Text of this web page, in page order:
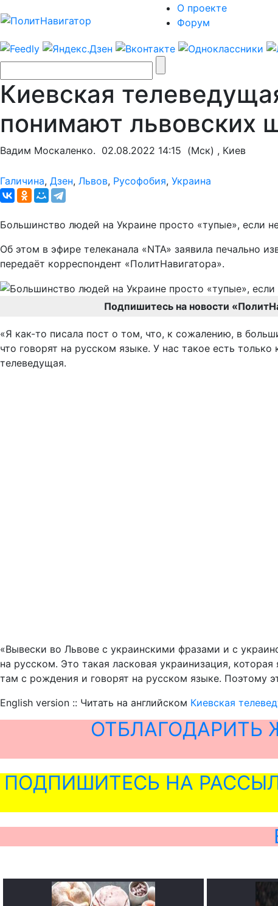
О проекте
Форум
Киевская
понимают львовских
Вадим Москаленко. 02.08.2022 14:15 (Мск) , Киев
Галичина, Дзен, Львов, Русофобия, Украина
Большинство людей на Украине просто «тупые», если
Об этом в эфире телеканала «NTA» заявила печально
передаёт корреспондент «ПолитНавигатора».
Подпишитесь на новости
«Я как-то писала пост о том, что, к сожалению, в
что говорят на русском языке. У нас такое есть
телеведущая.
«Вывески во Львове с украинскими фразами и с
на русском. Это такая ласковая украинизация,
там с рождения и говорят на русском языке. Поэтому
English version :: Читать на английском Киевская
ОТБЛАГОДАРИТЬ
ПОДПИШИТЕСЬ НА